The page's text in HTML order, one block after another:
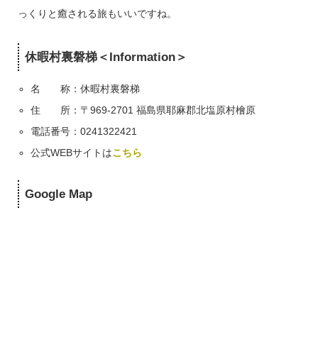
っくりと癒される旅もいいですね。
休暇村裏磐梯＜Information＞
名 称：休暇村裏磐梯
住 所：〒969-2701 福島県耶麻郡北塩原村檜原
電話番号：0241322421
公式WEBサイトはこちら
Google Map